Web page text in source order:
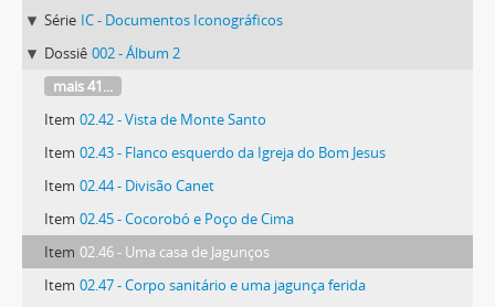
Série IC - Documentos Iconográficos
Dossiê 002 - Álbum 2
mais 41...
Item 02.42 - Vista de Monte Santo
Item 02.43 - Flanco esquerdo da Igreja do Bom Jesus
Item 02.44 - Divisão Canet
Item 02.45 - Cocorobó e Poço de Cima
Item 02.46 - Uma casa de Jagunços
Item 02.47 - Corpo sanitário e uma jagunça ferida